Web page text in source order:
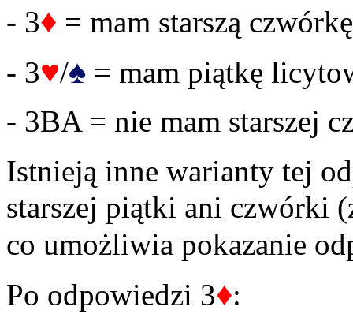
- 3♦ = mam starszą
- 3♥/♠ = mam piątkę
- 3BA = nie mam starszej
Istnieją inne warianty tej
starszej piątki ani czwórki
co umożliwia pokazanie
Po odpowiedzi 3♦: